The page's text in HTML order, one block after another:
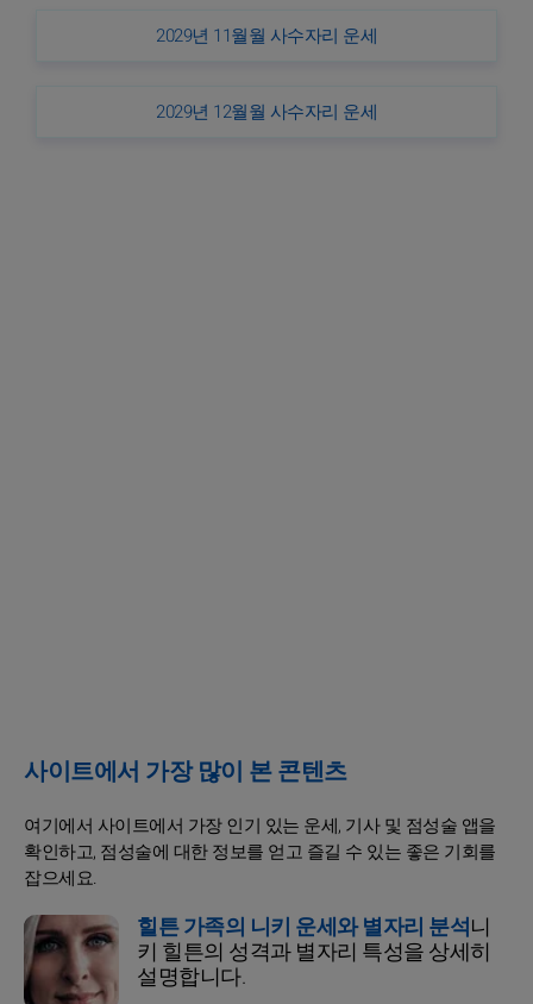
2029년 11월월 사수자리 운세
2029년 12월월 사수자리 운세
사이트에서 가장 많이 본 콘텐츠
여기에서 사이트에서 가장 인기 있는 운세, 기사 및 점성술 앱을
확인하고, 점성술에 대한 정보를 얻고 즐길 수 있는 좋은 기회를
잡으세요.
힐튼 가족의 니키 운세와 별자리 분석니
키 힐튼의 성격과 별자리 특성을 상세히
설명합니다.